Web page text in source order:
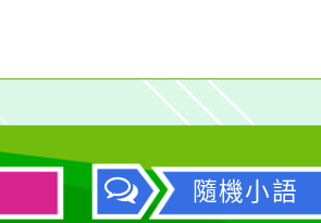
隨機小語